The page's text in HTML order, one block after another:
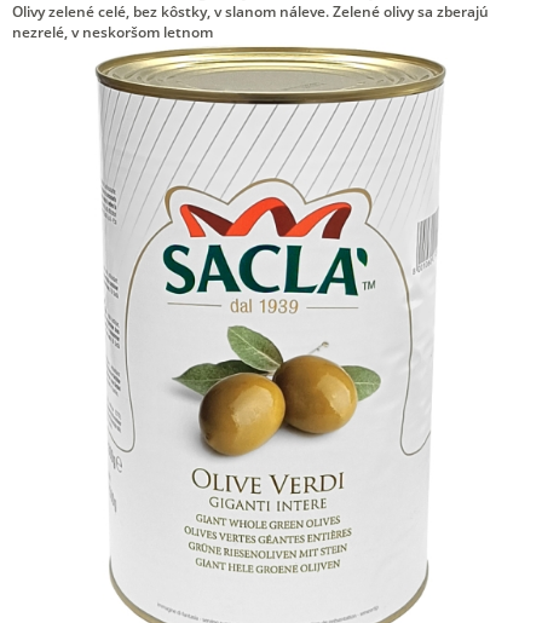
Olivy zelené celé, bez kôstky, v slanom náleve. Zelené olivy sa zberajú
nezrelé, v neskoršom letnom